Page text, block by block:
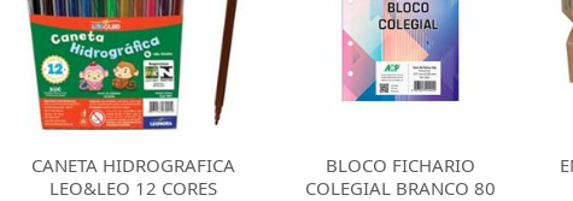
BLOCO FICHARIO
COLEGIAL BRANCO 80
ENVELOPE PLASTICO 0.06
4 FUROS OF ACP